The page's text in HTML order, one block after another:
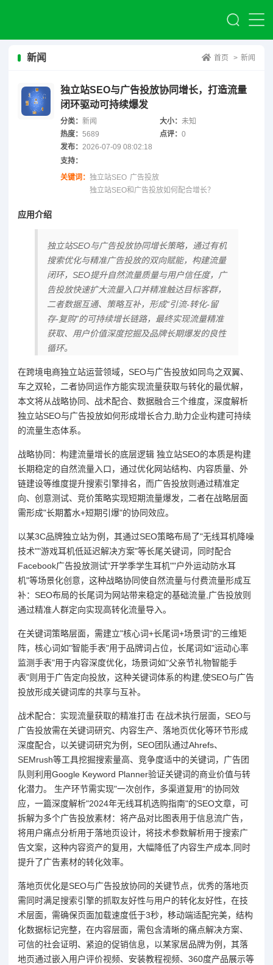
新闻 首页 > 新闻
独立站SEO与广告投放协同增长，打造流量
闭环驱动可持续爆发
分类： 新闻 大小：未知
热度： 5689 点评：0
发布： 2026-07-09 08:02:18
支持：
关键词： 独立站SEO 广告投放
独立站SEO和广告投放如何配合增长？
应用介绍
独立站SEO与广告投放协同增长策略，通过有机
搜索优化与精准广告投放的双向赋能，构建流量
闭环，SEO提升自然流量质量与用户信任度，广
告投放快速扩大流量入口并精准触达目标客群，
二者数据互通、策略互补，形成“引流-转化-留
存-复购”的可持续增长链路，最终实现流量精准
获取、用户价值深度挖掘及品牌长期爆发的良性
循环。
在跨境电商独立站运营领域，SEO与广告投放如同鸟之双翼、
车之双轮，二者协同运作方能实现流量获取与转化的最优解，
本文将从战略协同、战术配合、数据融合三个维度，深度解析
独立站SEO与广告投放如何形成增长合力,助力企业构建可持续
的流量生态体系。
战略协同：构建流量增长的底层逻辑 独立站SEO的本质是构建
长期稳定的自然流量入口，通过优化网站结构、内容质量、外
链建设等维度提升搜索引擎排名，而广告投放则通过精准定
向、创意测试、竞价策略实现短期流量爆发，二者在战略层面
需形成"长期蓄水+短期引爆"的协同效应。
以某3C品牌独立站为例，其通过SEO策略布局了"无线耳机降噪
技术""游戏耳机低延迟解决方案"等长尾关键词，同时配合
Facebook广告投放测试"开学季学生耳机""户外运动防水耳
机"等场景化创意，这种战略协同使自然流量与付费流量形成互
补：SEO布局的长尾词为网站带来稳定的基础流量,广告投放则
通过精准人群定向实现高转化流量导入。
在关键词策略层面，需建立"核心词+长尾词+场景词"的三维矩
阵，核心词如"智能手表"用于品牌词占位，长尾词如"运动心率
监测手表"用于内容深度优化，场景词如"父亲节礼物智能手
表"则用于广告定向投放，这种关键词体系的构建,使SEO与广告
投放形成关键词库的共享与互补。
战术配合：实现流量获取的精准打击 在战术执行层面，SEO与
广告投放需在关键词研究、内容生产、落地页优化等环节形成
深度配合，以关键词研究为例，SEO团队通过Ahrefs、
SEMrush等工具挖掘搜索量高、竞争度适中的关键词，广告团
队则利用Google Keyword Planner验证关键词的商业价值与转
化潜力。 生产环节需实现"一次创作，多渠道复用"的协同效
应，一篇深度解析"2024年无线耳机选购指南"的SEO文章，可
拆解为多个广告投放素材：将产品对比图表用于信息流广告，
将用户痛点分析用于落地页设计，将技术参数解析用于搜索广
告文案，这种内容资产的复用，大幅降低了内容生产成本,同时
提升了广告素材的转化效率。
落地页优化是SEO与广告投放协同的关键节点，优秀的落地页
需同时满足搜索引擎的抓取友好性与用户的转化友好性，在技
术层面，需确保页面加载速度低于3秒，移动端适配完美，结构
化数据标记完整，在内容层面，需包含清晰的痛点解决方案、
可信的社会证明、紧迫的促销信息，以某家居品牌为例，其落
地页通过嵌入用户评价视频、安装教程视频、360度产品展示等